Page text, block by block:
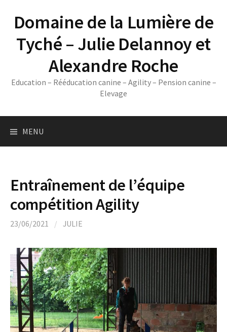
contentDomaine de la Lumière de
Tyché – Julie Delannoy et
Alexandre Roche
Education – Rééducation canine – Agility – Pension canine –
Elevage
MENU
Entraînement de l’équipe
compétition Agility
23/06/2021 / JULIE